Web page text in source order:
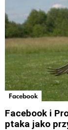
Facebook
Facebook i
ptaka jako